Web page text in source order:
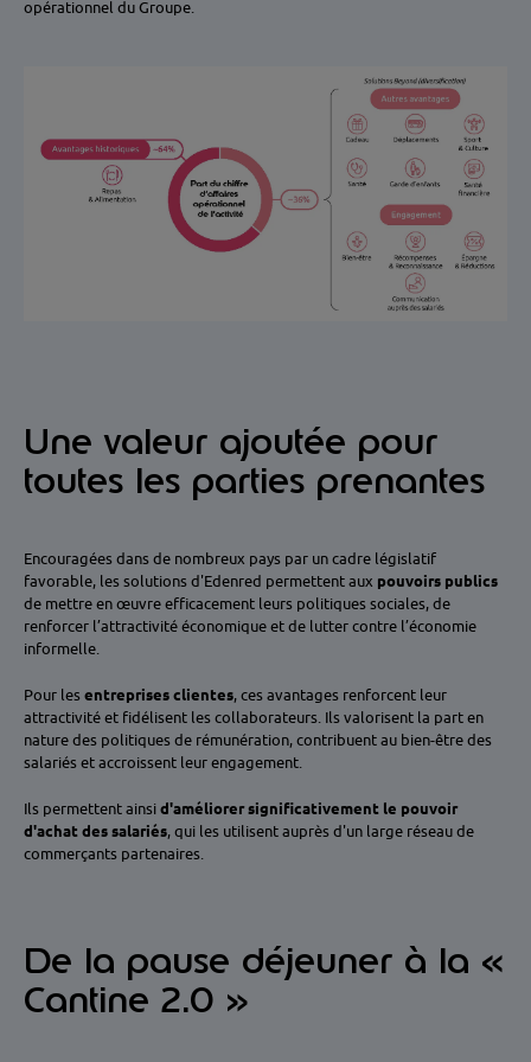
opérationnel du Groupe.
Une valeur ajoutée pour
toutes les parties prenantes
Encouragées dans de nombreux pays par un cadre législatif
favorable, les solutions d'Edenred permettent aux pouvoirs publics
de mettre en œuvre efficacement leurs politiques sociales, de
renforcer l’attractivité économique et de lutter contre l’économie
informelle.
Pour les entreprises clientes , ces avantages renforcent leur
attractivité et fidélisent les collaborateurs. Ils valorisent la part en
nature des politiques de rémunération, contribuent au bien-être des
salariés et accroissent leur engagement.
Ils permettent ainsi d'améliorer significativement le pouvoir
d'achat des salariés , qui les utilisent auprès d'un large réseau de
commerçants partenaires.
De la pause déjeuner à la «
Cantine 2.0 »